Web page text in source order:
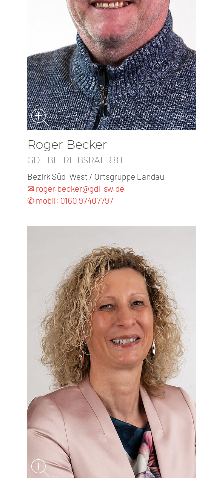
Roger Becker
GDL-BETRIEBSRAT R.8.1
Bezirk Süd-West / Ortsgruppe Landau
✉ roger.becker@gdl-sw.de
✆ mobil: 0160 97407797